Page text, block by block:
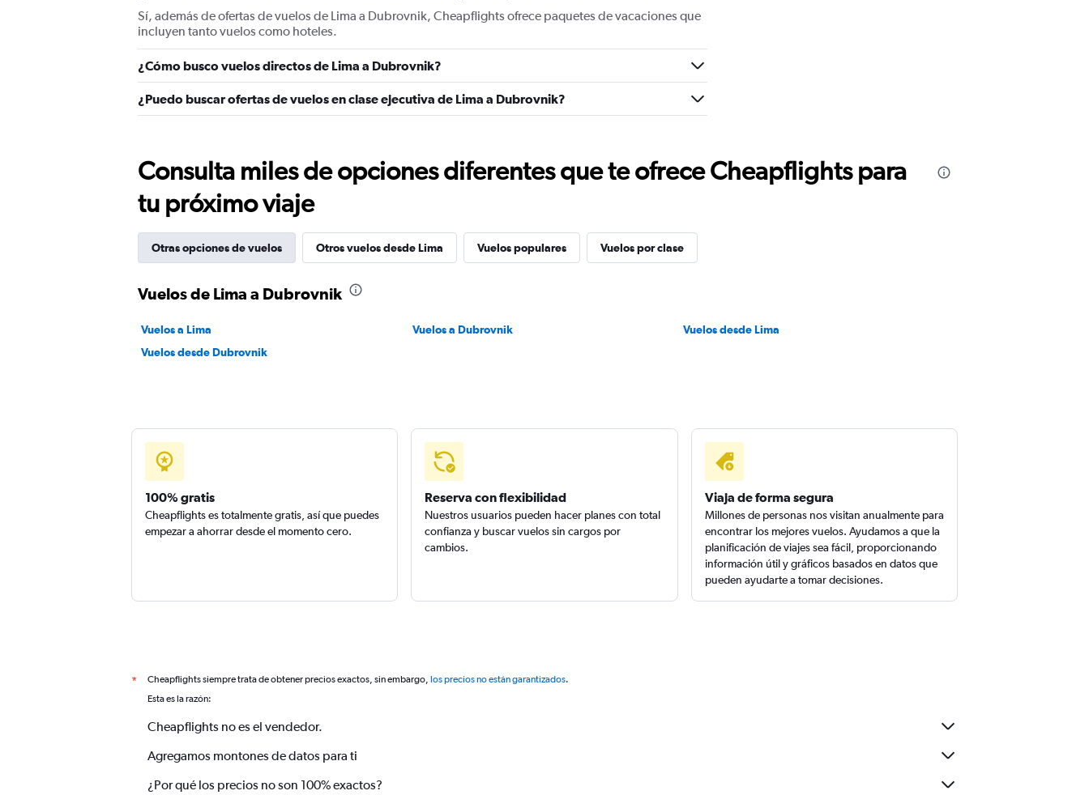
Sí, además de ofertas de vuelos de Lima a Dubrovnik, Cheapflights ofrece paquetes de vacaciones que
incluyen tanto vuelos como hoteles.
¿Cómo busco vuelos directos de Lima a Dubrovnik?
¿Puedo buscar ofertas de vuelos en clase ejecutiva de Lima a Dubrovnik?
Consulta miles de opciones diferentes que te ofrece Cheapflights para
tu próximo viaje
Otras opciones de vuelos Otros vuelos desde Lima Vuelos populares Vuelos por clase
Vuelos de Lima a Dubrovnik
Vuelos a Lima Vuelos a Dubrovnik
Vuelos desde Lima
Vuelos desde Dubrovnik
100% gratis
Cheapflights es totalmente gratis, así que puedes
empezar a ahorrar desde el momento cero.
Reserva con flexibilidad
Nuestros usuarios pueden hacer planes con total
confianza y buscar vuelos sin cargos por
cambios.
Viaja de forma segura
Millones de personas nos visitan anualmente para
encontrar los mejores vuelos. Ayudamos a que la
planificación de viajes sea fácil, proporcionando
información útil y gráficos basados en datos que
pueden ayudarte a tomar decisiones.
* Cheapflights siempre trata de obtener precios exactos, sin embargo, los precios no están garantizados.
Esta es la razón:
Cheapflights no es el vendedor.
Agregamos montones de datos para ti
¿Por qué los precios no son 100% exactos?